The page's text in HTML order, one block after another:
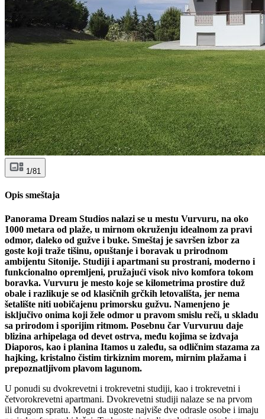
1/81
Opis smeštaja
Panorama Dream Studios nalazi se u mestu Vurvuru, na oko
1000 metara od plaže, u mirnom okruženju idealnom za pravi
odmor, daleko od gužve i buke. Smeštaj je savršen izbor za
goste koji traže tišinu, opuštanje i boravak u prirodnom
ambijentu Sitonije. Studiji i apartmani su prostrani, moderno i
funkcionalno opremljeni, pružajući visok nivo komfora tokom
boravka. Vurvuru je mesto koje se kilometrima prostire duž
obale i razlikuje se od klasičnih grčkih letovališta, jer nema
šetalište niti uobičajenu primorsku gužvu. Namenjeno je
isključivo onima koji žele odmor u pravom smislu reči, u skladu
sa prirodom i sporijim ritmom. Posebnu čar Vurvuruu daje
blizina arhipelaga od devet ostrva, među kojima se izdvaja
Diaporos, kao i planina Itamos u zaleđu, sa odličnim stazama za
hajking, kristalno čistim tirkiznim morem, mirnim plažama i
prepoznatljivom plavom lagunom.
U ponudi su dvokrevetni i trokrevetni studiji, kao i trokrevetni i
četvorokrevetni apartmani. Dvokrevetni studiji nalaze se na prvom
ili drugom spratu. Mogu da ugoste najviše dve odrasle osobe i imaju